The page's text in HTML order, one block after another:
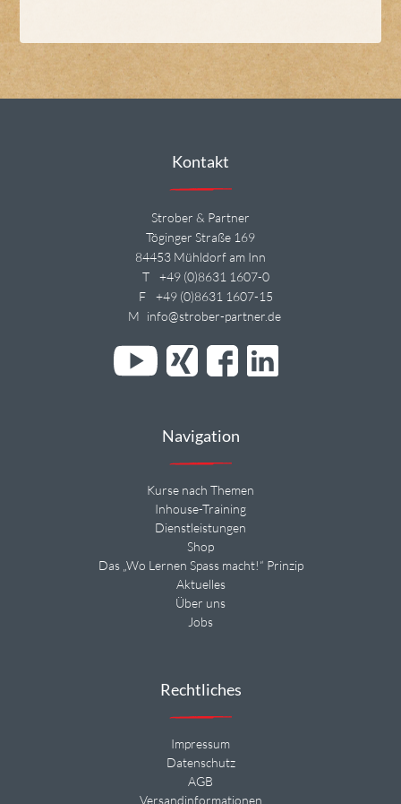
Kontakt
Strober & Partner
Töginger Straße 169
84453 Mühldorf am Inn
T
+49 (0)8631 1607-0
F
+49 (0)8631 1607-15
M info@strober-partner.de
Navigation
Kurse nach Themen
Inhouse-Training
Dienstleistungen
Shop
Das „Wo Lernen Spass macht!“ Prinzip
Aktuelles
Über uns
Jobs
Rechtliches
Impressum
Datenschutz
AGB
Versandinformationen